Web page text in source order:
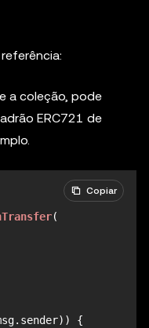
a coleção, pode
ERC721 de
Copiar
(
sender)) {